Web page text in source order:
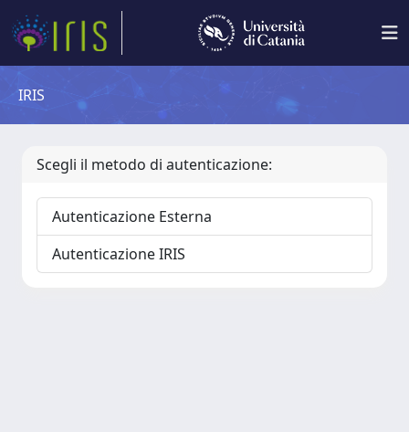
IRIS
Scegli il metodo di autenticazione:
Autenticazione Esterna
Autenticazione IRIS